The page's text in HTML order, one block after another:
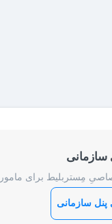
سازمانی
مِستربلیط برای
سازمانی